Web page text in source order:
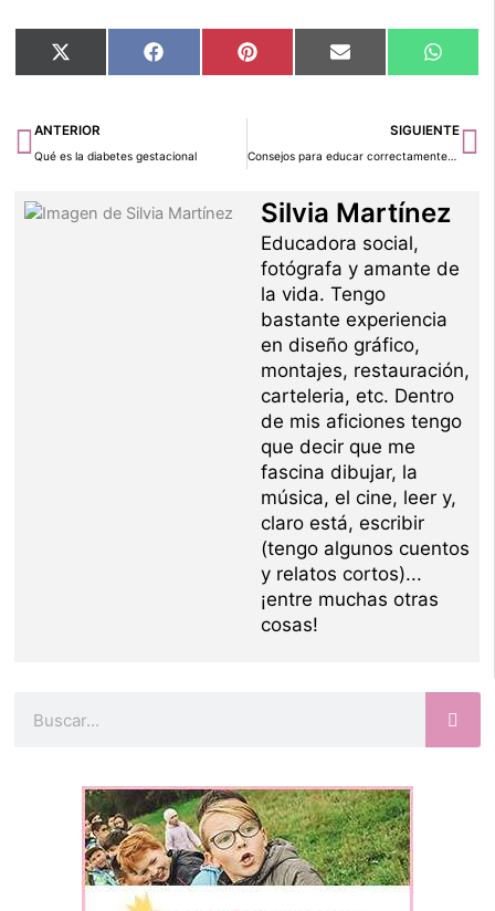
Compartir
en
X
(Twitter)
Compartir
en
Facebook Compartir
en
Pinterest Compartir
en
Email
en
Ant
ANTERIOR
Qué es la diabetes gestacional
SIGUIENTE
Consejos para educar correctamente a tu hijo
Silvia Martínez
Educadora social,
fotógrafa y amante de
la vida. Tengo
bastante experiencia
en diseño gráfico,
montajes, restauración,
carteleria, etc. Dentro
de mis aficiones tengo
que decir que me
fascina dibujar, la
música, el cine, leer y,
claro está, escribir
(tengo algunos cuentos
y relatos cortos)...
¡entre muchas otras
cosas!